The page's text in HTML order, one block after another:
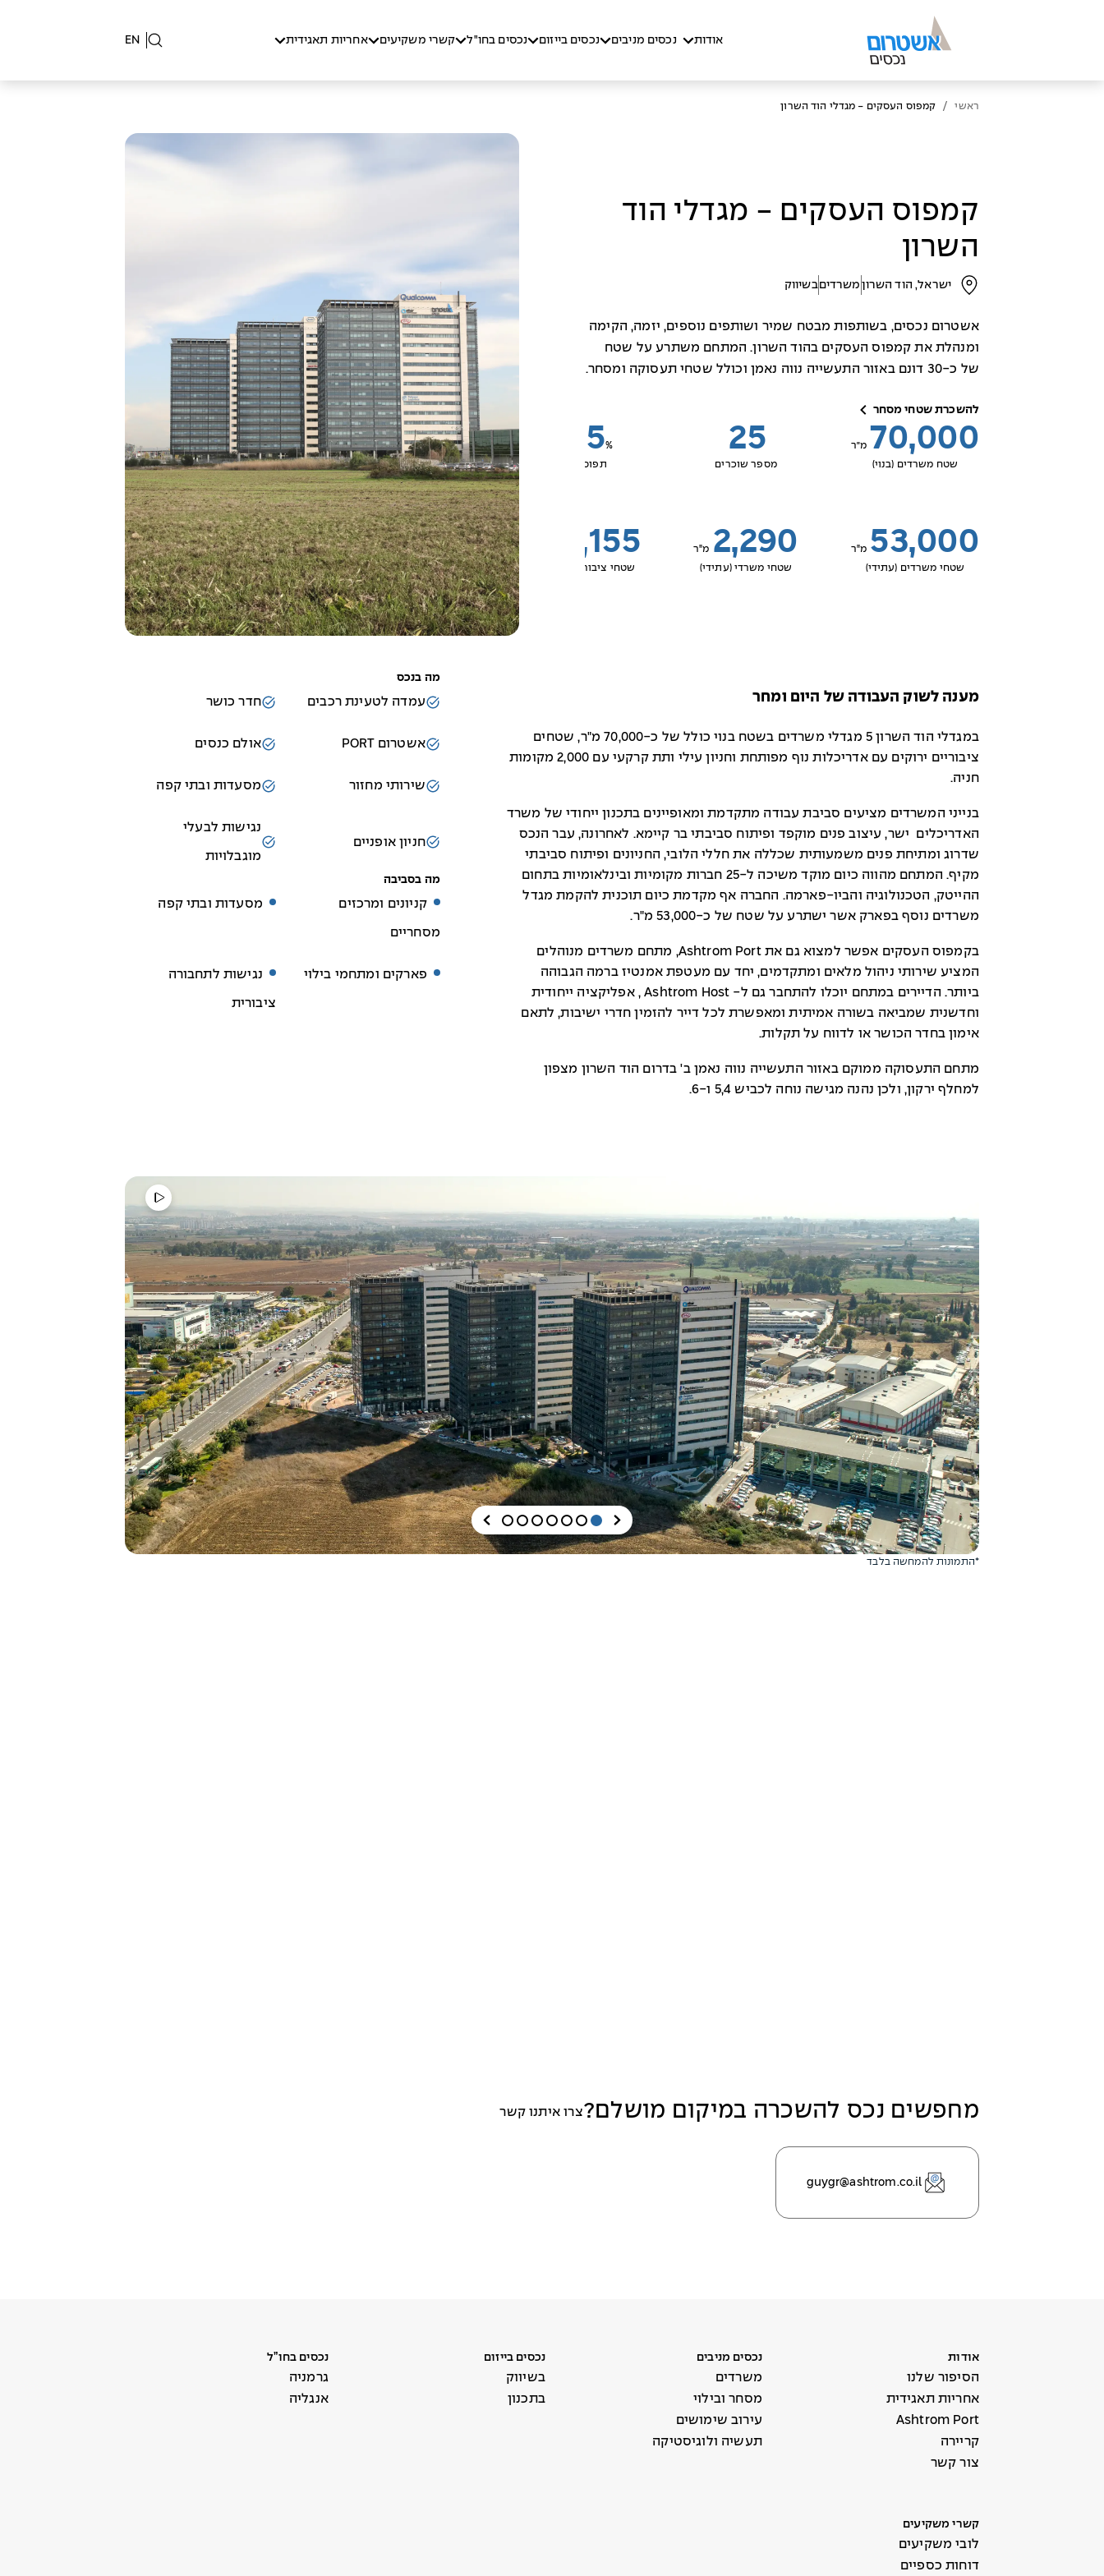
אודות נכסים מניבים נכסים בייזום נכסים בחו"ל קשרי משקיעים אחריות תאגידית EN
ראשי / קמפוס העסקים - מגדלי הוד השרון
קמפוס העסקים - מגדלי הוד
השרון
ישראל, הוד השרון משרדיםבשיווק
אשטרום נכסים, בשותפות מבטח שמיר ושותפים נוספים, יזמה, הקימה
ומנהלת את קמפוס העסקים בהוד השרון. המתחם משתרע על שטח
של כ-30 דונם באזור התעשייה נווה נאמן וכולל שטחי תעסוקה ומסחר.
להשכרת שטחי מסחר
70,000 מ״ר
שטח משרדים (בנוי)
25
מספר שוכרים
95%
תפוסה
53,000 מ"ר
שטחי משרדים (עתידי)
2,290 מ"ר
שטחי משרדי (עתידי)
4,155
שטחי ציבור (עתידי)
מענה לשוק העבודה של היום ומחר
במגדלי הוד השרון 5 מגדלי משרדים בשטח בנוי כולל של כ-70,000 מ"ר, שטחים
ציבוריים ירוקים עם אדריכלות נוף מפותחת וחניון עילי ותת קרקעי עם 2,000 מקומות
חניה.
בנייני המשרדים מציעים סביבת עבודה מתקדמת ומאופיינים בתכנון ייחודי של משרד
האדריכלים ישר, עיצוב פנים מוקפד ופיתוח סביבתי בר קיימא. לאחרונה, עבר הנכס
שדרוג ומתיחת פנים משמעותית שכללה את חללי הלובי, החניונים ופיתוח סביבתי
מקיף. המתחם מהווה כיום מוקד משיכה ל-25 חברות מקומיות ובינלאומיות בתחום
ההייטק, הטכנולוגיה והביו-פארמה. החברה אף מקדמת כיום תוכנית להקמת מגדל
משרדים נוסף בפארק אשר ישתרע על שטח של כ-53,000 מ"ר.
בקמפוס העסקים אפשר למצוא גם את Ashtrom Port, מתחם משרדים מנוהלים
המציע שירותי ניהול מלאים ומתקדמים, יחד עם מעטפת אמנטיז ברמה הגבוהה
ביותר. הדיירים במתחם יוכלו להתחבר גם ל- Ashtrom Host , אפליקציה ייחודית
וחדשנית שמביאה בשורה אמיתית ומאפשרת לכל דייר להזמין חדרי ישיבות, לתאם
אימון בחדר הכושר או לדווח על תקלות.
מתחם התעסוקה ממוקם באזור התעשייה נווה נאמן ב' בדרום הוד השרון מצפון
למחלף ירקון, ולכן נהנה מגישה נוחה לכביש 5,4 ו-6.
מה בנכס
עמדה לטעינת רכבים חדר כושר
אשטרום PORT אולם כנסים
שירותי מחזור מסעדות ובתי קפה
חניון אופניים
נגישות לבעלי
מוגבלויות
מה בסביבה
קניונים ומרכזים
מסחריים
מסעדות ובתי קפה
פארקים ומתחמי בילוי נגישות לתחבורה
ציבורית
*התמונות להמחשה בלבד
מחפשים נכס להשכרה במיקום מושלם?צרו איתנו קשר
guygr@ashtrom.co.il
אודות
הסיפור שלנו
אחריות תאגידית
Ashtrom Port
קריירה
צור קשר
נכסים מניבים
משרדים
מסחר ובילוי
עירוב שימושים
תעשיה ולוגיסטיקה
נכסים בייזום
בשיווק
בתכנון
נכסים בחו”ל
גרמניה
אנגליה
קשרי משקיעים
לובי משקיעים
דוחות כספיים